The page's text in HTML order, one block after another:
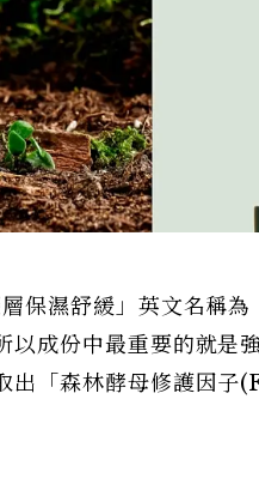
層保濕舒緩」英文名
以成份中最重要的就是
出「森林酵母修護因